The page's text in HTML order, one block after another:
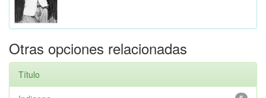
Otras opciones relacionadas
Título